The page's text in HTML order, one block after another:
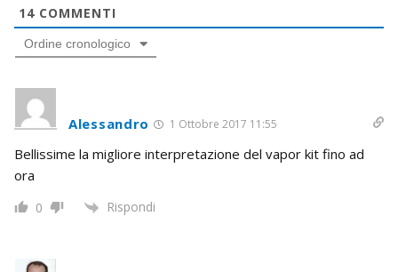
14 COMMENTI
Ordine cronologico
Alessandro 1 Ottobre 2017 11:55
Bellissime la migliore interpretazione del vapor kit fino ad
ora
0 Rispondi